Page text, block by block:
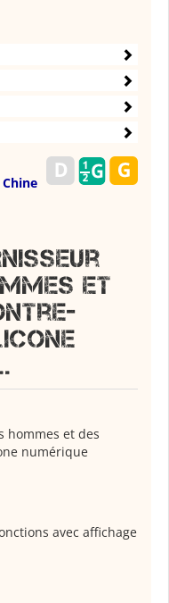
et
hommes et des
numérique
avec affichage